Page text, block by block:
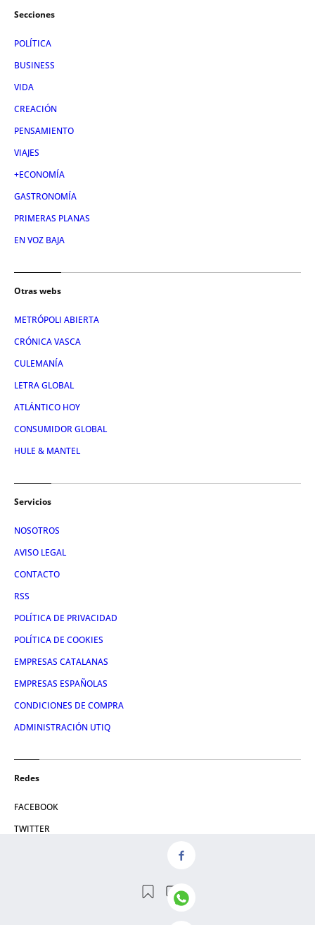
Secciones
POLÍTICA
BUSINESS
VIDA
CREACIÓN
PENSAMIENTO
VIAJES
+ECONOMÍA
GASTRONOMÍA
PRIMERAS PLANAS
EN VOZ BAJA
Otras webs
METRÓPOLI ABIERTA
CRÓNICA VASCA
CULEMANÍA
LETRA GLOBAL
ATLÁNTICO HOY
CONSUMIDOR GLOBAL
HULE & MANTEL
Servicios
NOSOTROS
AVISO LEGAL
CONTACTO
RSS
POLÍTICA DE PRIVACIDAD
POLÍTICA DE COOKIES
EMPRESAS CATALANAS
EMPRESAS ESPAÑOLAS
CONDICIONES DE COMPRA
ADMINISTRACIÓN UTIQ
Redes
FACEBOOK
TWITTER